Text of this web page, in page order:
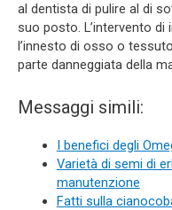
al dentista di pulire al di
suo posto. L’intervento
l’innesto di osso o
parte danneggiata della
Messaggi simili:
I benefici degli
Varietà di semi di
manutenzione
Fatti sulla